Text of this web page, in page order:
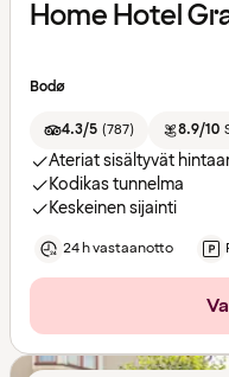
Home Hotel
Bodø
4.3/5 (787) 8.9/10
Ateriat sisältyvät
Kodikas tunnelma
Keskeinen sijainti
24 h vastaanotto